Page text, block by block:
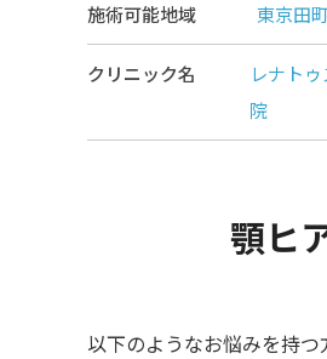
施術可能地域 東京田
クリニック名
レナト
院
顎ヒ
以下のようなお悩みを持つ